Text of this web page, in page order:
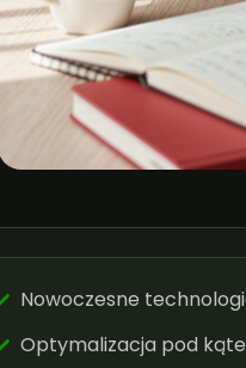
Nowoczesne
Optymalizacja pod